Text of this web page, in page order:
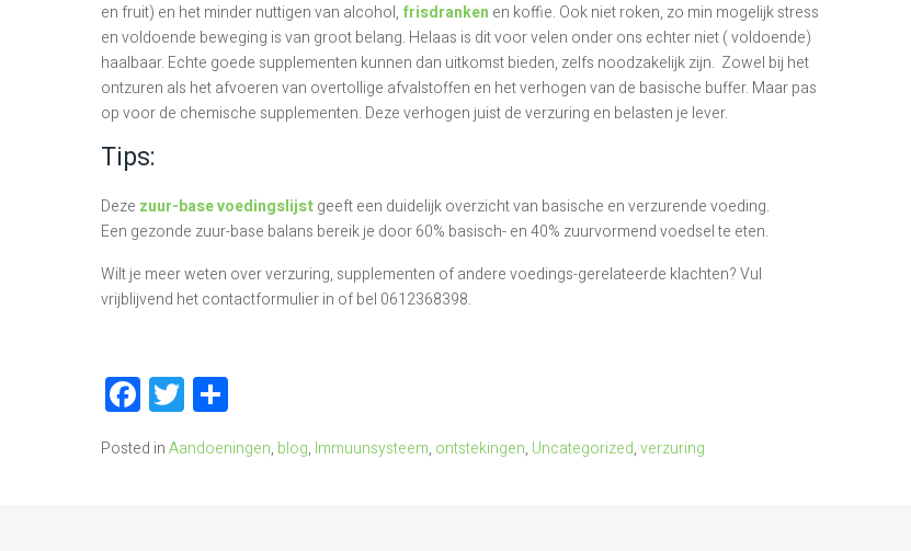
en fruit) en het minder nuttigen van alcohol, frisdranken en koffie. Ook niet roken, zo min mogelijk stress
en voldoende beweging is van groot belang. Helaas is dit voor velen onder ons echter niet ( voldoende)
haalbaar. Echte goede supplementen kunnen dan uitkomst bieden, zelfs noodzakelijk zijn. Zowel bij het
ontzuren als het afvoeren van overtollige afvalstoffen en het verhogen van de basische buffer. Maar pas
op voor de chemische supplementen. Deze verhogen juist de verzuring en belasten je lever.
Tips:
Deze zuur-base voedingslijstgeeft een duidelijk overzicht van basische en verzurende voeding.
Een gezonde zuur-base balans bereik je door 60% basisch- en 40% zuurvormend voedsel te eten.
Wilt je meer weten over verzuring, supplementen of andere voedings-gerelateerde klachten? Vul
vrijblijvend het contactformulier in of bel 0612368398.
Facebook
Twitter
Posted inAandoeningen, blog, Immuunsysteem, ontstekingen, Uncategorized,verzuring